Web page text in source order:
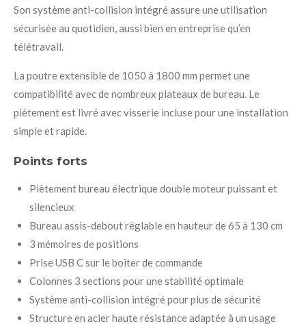
Son système anti-collision intégré assure une utilisation
sécurisée au quotidien, aussi bien en entreprise qu’en
télétravail.
La poutre extensible de 1050 à 1800 mm permet une
compatibilité avec de nombreux plateaux de bureau. Le
piètement est livré avec visserie incluse pour une installation
simple et rapide.
Points forts
Piètement bureau électrique double moteur puissant et
silencieux
Bureau assis-debout réglable en hauteur de 65 à 130 cm
3 mémoires de positions
Prise USB C sur le boiter de commande
Colonnes 3 sections pour une stabilité optimale
Système anti-collision intégré pour plus de sécurité
Structure en acier haute résistance adaptée à un usage